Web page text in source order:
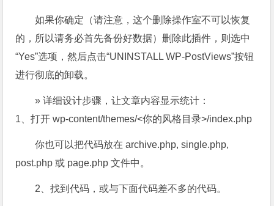
如果你确定（请注意，这个删除操作室不可以恢复
的，所以请务必首先备份好数据）删除此插件，则选中
“Yes”选项，然后点击“UNINSTALL WP-PostViews”按钮
进行彻底的卸载。
» 详细设计步骤，让文章内容显示统计：
1、打开 wp-content/themes/<你的风格目录>/index.php
你也可以把代码放在 archive.php, single.php,
post.php 或 page.php 文件中。
2、找到代码，或与下面代码差不多的代码。